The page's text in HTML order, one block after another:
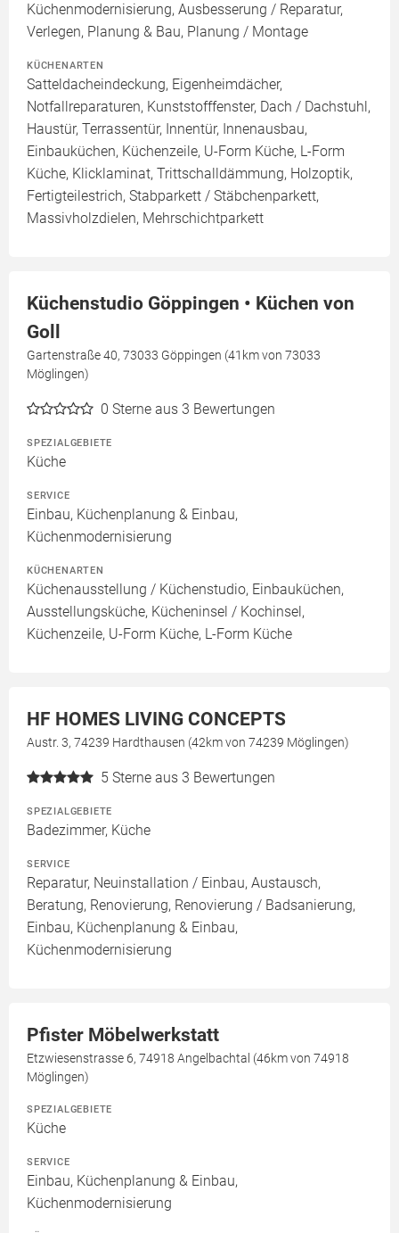
Küchenmodernisierung, Ausbesserung / Reparatur,
Verlegen, Planung & Bau, Planung / Montage
KÜCHENARTEN
Satteldacheindeckung, Eigenheimdächer,
Notfallreparaturen, Kunststofffenster, Dach / Dachstuhl,
Haustür, Terrassentür, Innentür, Innenausbau,
Einbauküchen, Küchenzeile, U-Form Küche, L-Form
Küche, Klicklaminat, Trittschalldämmung, Holzoptik,
Fertigteilestrich, Stabparkett / Stäbchenparkett,
Massivholzdielen, Mehrschichtparkett
Küchenstudio Göppingen • Küchen von
Goll
Gartenstraße 40, 73033 Göppingen (41km von 73033
Möglingen)
0 Sterne aus 3 Bewertungen
SPEZIALGEBIETE
Küche
SERVICE
Einbau, Küchenplanung & Einbau,
Küchenmodernisierung
KÜCHENARTEN
Küchenausstellung / Küchenstudio, Einbauküchen,
Ausstellungsküche, Kücheninsel / Kochinsel,
Küchenzeile, U-Form Küche, L-Form Küche
HF HOMES LIVING CONCEPTS
Austr. 3, 74239 Hardthausen (42km von 74239 Möglingen)
5 Sterne aus 3 Bewertungen
SPEZIALGEBIETE
Badezimmer, Küche
SERVICE
Reparatur, Neuinstallation / Einbau, Austausch,
Beratung, Renovierung, Renovierung / Badsanierung,
Einbau, Küchenplanung & Einbau,
Küchenmodernisierung
Pfister Möbelwerkstatt
Etzwiesenstrasse 6, 74918 Angelbachtal (46km von 74918
Möglingen)
SPEZIALGEBIETE
Küche
SERVICE
Einbau, Küchenplanung & Einbau,
Küchenmodernisierung